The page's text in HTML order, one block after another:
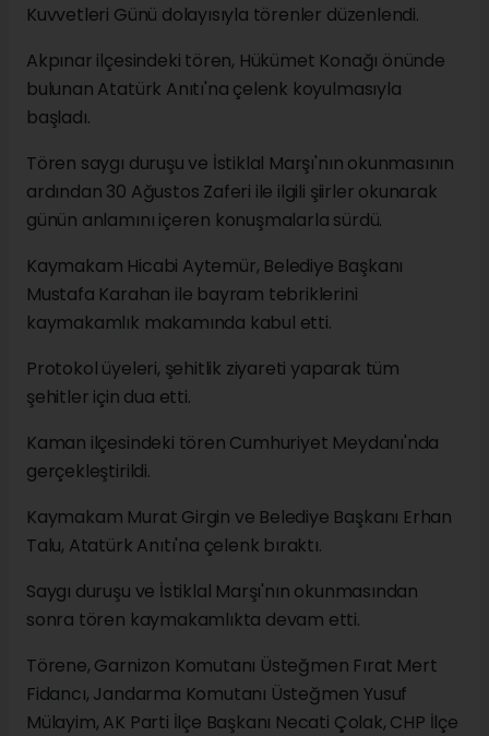
Kuvvetleri Günü dolayısıyla törenler düzenlendi.
Akpınar ilçesindeki tören, Hükümet Konağı önünde
bulunan Atatürk Anıtı'na çelenk koyulmasıyla
başladı.
Tören saygı duruşu ve İstiklal Marşı'nın okunmasının
ardından 30 Ağustos Zaferi ile ilgili şiirler okunarak
günün anlamını içeren konuşmalarla sürdü.
Kaymakam Hicabi Aytemür, Belediye Başkanı
Mustafa Karahan ile bayram tebriklerini
kaymakamlık makamında kabul etti.
Protokol üyeleri, şehitlik ziyareti yaparak tüm
şehitler için dua etti.
Kaman ilçesindeki tören Cumhuriyet Meydanı'nda
gerçekleştirildi.
Kaymakam Murat Girgin ve Belediye Başkanı Erhan
Talu, Atatürk Anıtı'na çelenk bıraktı.
Saygı duruşu ve İstiklal Marşı'nın okunmasından
sonra tören kaymakamlıkta devam etti.
Törene, Garnizon Komutanı Üsteğmen Fırat Mert
Fidancı, Jandarma Komutanı Üsteğmen Yusuf
Mülayim, AK Parti İlçe Başkanı Necati Çolak, CHP İlçe